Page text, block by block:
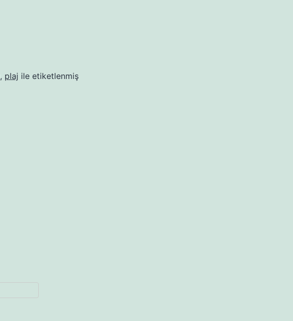
, plaj ile etiketlenmiş